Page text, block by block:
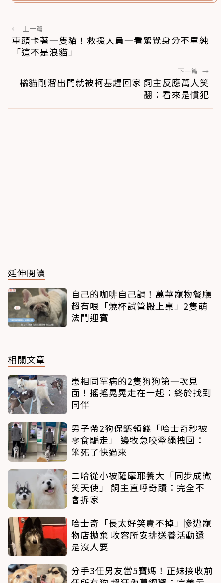
← 上一篇
車頭卡著一隻貓！救援人員一看驚覺身分不單純
「這不是浪貓」
下一篇 →
橘貓剛溜出門就被柯基趕回家 飼主反應萬人笑
翻：看來是慣犯
延伸閱讀
自己的咖啡自己調！萬華寵物餐廳
超有哏「燒杯試管搬上桌」2隻萌
法鬥迎賓
相關文章
患相同罕病的2隻狗狗第一次見
面！搖搖晃晃走在一起：終於找到
同伴
男子帶2狗保鑣領錢「哈士奇秒被
零食騙走」 邊牧急咬牽繩拽回：
笨死了快過來
二哈從小被薩摩耶養大「同步成微
笑天使」 飼主直呼奇蹟：完全不
會拆家
哈士奇「長太好笑賣不掉」慘遭寵
物店拋棄 收容所安排送養活動還
是沒人要
分手3任男友當5寶媽！正妹接收前